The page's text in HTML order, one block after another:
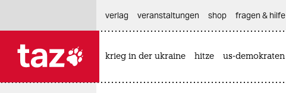
verlag
veranstaltungen shop fragen & hilfe
krieg in der ukraine hitze us-demokraten